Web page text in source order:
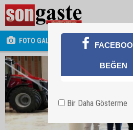
FOTO GALERİ
BEĞEN
Bir Daha Gösterme